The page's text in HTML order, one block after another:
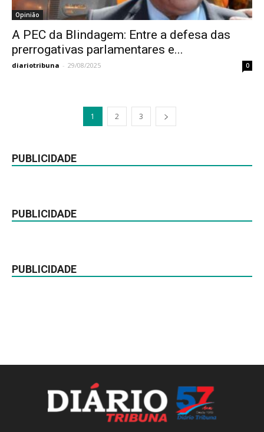
Opinião
A PEC da Blindagem: Entre a defesa das
prerrogativas parlamentares e...
diariotribuna - 29/08/2025 0
1 2 3
PUBLICIDADE
PUBLICIDADE
PUBLICIDADE